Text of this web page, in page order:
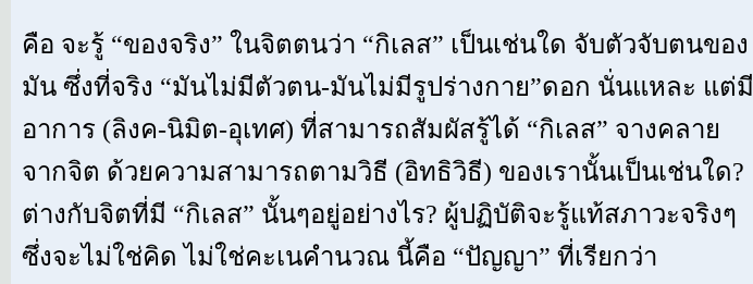
คือ จะรู้ “ของจริง” ในจิตตนว่า “กิเลส” เป็นเช่นใด จับตัวจับตนของ
มัน ซึ่งที่จริง “มันไม่มีตัวตน-มันไม่มีรูปร่างกาย”ดอก นั่นแหละ แต่มี
อาการ (ลิงค-นิมิต-อุเทศ) ที่สามารถสัมผัสรู้ได้ “กิเลส” จางคลาย
จากจิต ด้วยความสามารถตามวิธี (อิทธิวิธี) ของเรานั้นเป็นเช่นใด?
ต่างกับจิตที่มี “กิเลส” นั้นๆอยู่อย่างไร? ผู้ปฏิบัติจะรู้แท้สภาวะจริงๆ
ซึ่งจะไม่ใช่คิด ไม่ใช่คะเนคำนวณ นี้คือ “ปัญญา” ที่เรียกว่า